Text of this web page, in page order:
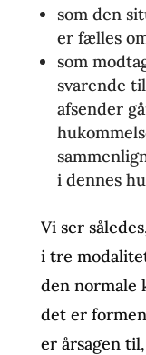
som den
er fælles
som
svarende
afsender
i dennes
Vi ser
i tre
den normale
det er
er årsagen